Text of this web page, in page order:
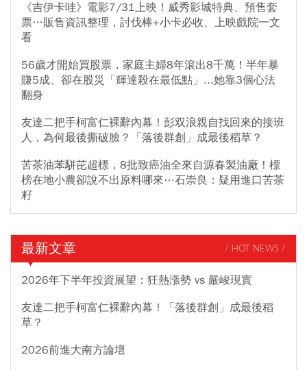
《吉伊卡哇》電影7/31上映！威秀影城特典、預售套
票…販售資訊整理，討伐棒+小卡必收、上映戲院一文
看
56歲才開始買股票，家庭主婦8年滾出8千萬！半年暴
賺5成、卻在股災「輝達殺在最低點」...她靠3個心法
翻身
友達二把手柯富仁裸辭內幕！彭双浪親自找回來的接班
人，為何最後撕破臉？「落後群創」成最後稻草？
苦茶油苯駢芘超標，8批致癌油全來自源春製油廠！標
榜在地小農卻說不出原料哪來⋯石崇良：疑用進口苦茶
籽
最新文章 / HOT NEWS /
2026年下半年投資展望：狂熱漲勢 vs 嚴峻現實
友達二把手柯富仁裸辭內幕！「落後群創」成最後稻
草？
2026前進大南方論壇